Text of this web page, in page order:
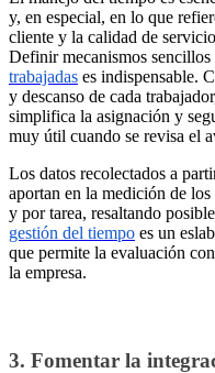
y, en especial, en lo que
cliente y la calidad de
Definir mecanismos sencillos
trabajadas es indispensable.
y descanso de cada
simplifica la asignación y
muy útil cuando se revisa el
Los datos recolectados a
aportan en la medición de
y por tarea, resaltando
gestión del tiempo es un
que permite la evaluación
la empresa.
3. Fomentar la